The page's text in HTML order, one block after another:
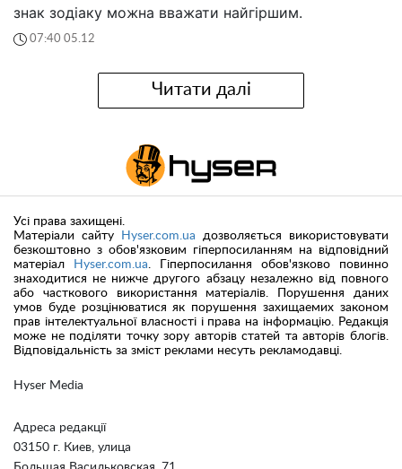
знак зодіаку можна вважати найгіршим.
07:40 05.12
Читати далі
Hyser Media
Адреса редакції
03150 г. Киев, улица
Усі права захищені.
Матеріали сайту
Hyser.com.ua дозволяється використовувати
безкоштовно з обов'язковим гіперпосиланням на відповідний
матеріал
Hyser.com.ua . Гіперпосилання обов'язково повинно
знаходитися не нижче другого абзацу незалежно від повного
або часткового використання матеріалів. Порушення даних
умов буде розцінюватися як порушення захищаемих законом
прав інтелектуальної власності і права на інформацію. Редакція
може не поділяти точку зору авторів статей та авторів блогів.
Відповідальність за зміст реклами несуть рекламодавці.